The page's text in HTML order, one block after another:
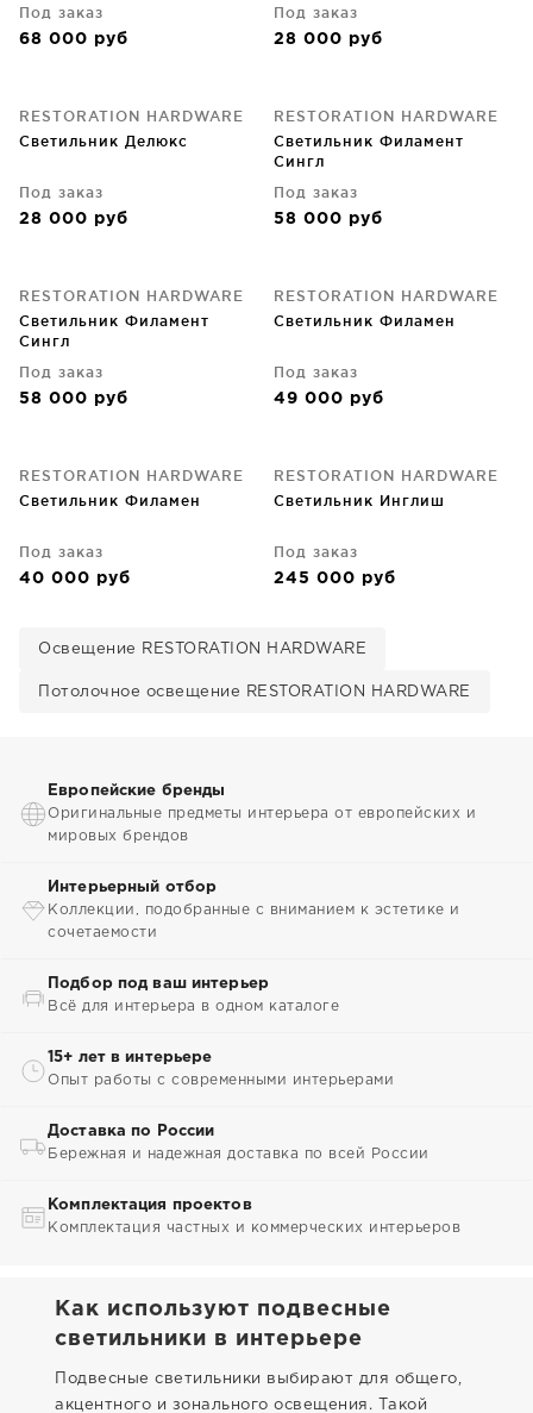
Под заказ
68 000 руб
Под заказ
28 000 руб
RESTORATION HARDWARE
Светильник Делюкс
Под заказ
28 000 руб
RESTORATION HARDWARE
Светильник Филамент
Сингл
Под заказ
58 000 руб
RESTORATION HARDWARE
Светильник Филамент
Сингл
Под заказ
58 000 руб
RESTORATION HARDWARE
Светильник Филамен
Под заказ
49 000 руб
RESTORATION HARDWARE
Светильник Филамен
Под заказ
40 000 руб
RESTORATION HARDWARE
Светильник Инглиш
Под заказ
245 000 руб
Освещение RESTORATION HARDWARE
Потолочное освещение RESTORATION HARDWARE
Европейские бренды
Оригинальные предметы интерьера от европейских и
мировых брендов
Интерьерный отбор
Коллекции, подобранные с вниманием к эстетике и
сочетаемости
Подбор под ваш интерьер
Всё для интерьера в одном каталоге
15+ лет в интерьере
Опыт работы с современными интерьерами
Доставка по России
Бережная и надежная доставка по всей России
Комплектация проектов
Комплектация частных и коммерческих интерьеров
Как используют подвесные
светильники в интерьере
Подвесные светильники выбирают для общего,
акцентного и зонального освещения. Такой